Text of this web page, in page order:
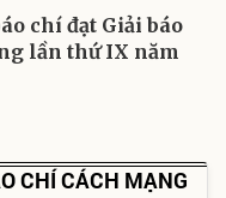
chí đạt Giải báo
lần thứ IX năm
CHÍ CÁCH MẠNG